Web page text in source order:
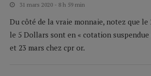
31 mars 2020 - 8 h 59 min
Du côté de la vraie monnaie, notez que le
le 5 Dollars sont en « cotation suspendue
et 23 mars chez cpr or.